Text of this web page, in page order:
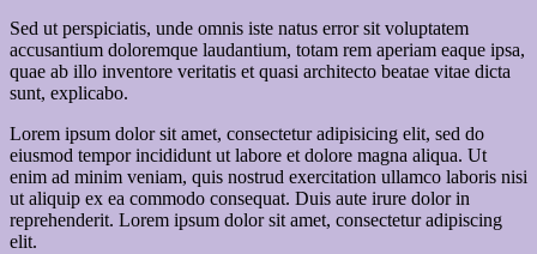
Sed ut perspiciatis, unde omnis iste natus error sit voluptatem
accusantium doloremque laudantium, totam rem aperiam eaque ipsa,
quae ab illo inventore veritatis et quasi architecto beatae vitae dicta
sunt, explicabo.
Lorem ipsum dolor sit amet, consectetur adipisicing elit, sed do
eiusmod tempor incididunt ut labore et dolore magna aliqua. Ut
enim ad minim veniam, quis nostrud exercitation ullamco laboris nisi
ut aliquip ex ea commodo consequat. Duis aute irure dolor in
reprehenderit. Lorem ipsum dolor sit amet, consectetur adipiscing
elit.